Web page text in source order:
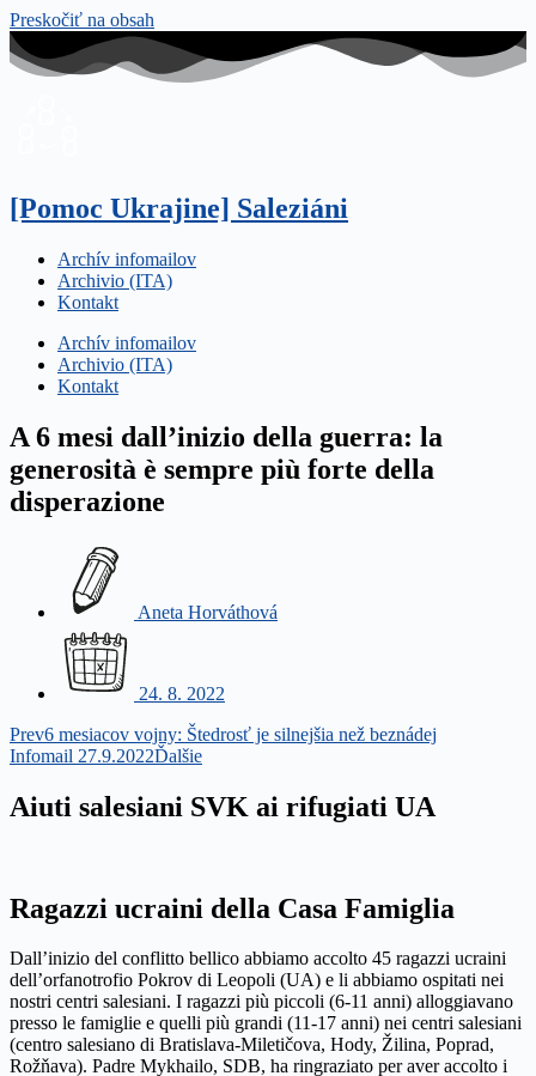
Preskočiť na obsah
[Pomoc Ukrajine] Saleziáni
Archív infomailov
Archivio (ITA)
Kontakt
Archív infomailov
Archivio (ITA)
Kontakt
A 6 mesi dall’inizio della guerra: la
generosità è sempre più forte della
disperazione
Aneta Horváthová
24. 8. 2022
Prev6 mesiacov vojny: Štedrosť je silnejšia než beznádej
Infomail 27.9.2022Ďalšie
Aiuti salesiani SVK ai rifugiati UA
Ragazzi ucraini della Casa Famiglia
Dall’inizio del conflitto bellico abbiamo accolto 45 ragazzi ucraini
dell’orfanotrofio Pokrov di Leopoli (UA) e li abbiamo ospitati nei
nostri centri salesiani. I ragazzi più piccoli (6-11 anni) alloggiavano
presso le famiglie e quelli più grandi (11-17 anni) nei centri salesiani
(centro salesiano di Bratislava-Miletičova, Hody, Žilina, Poprad,
Rožňava). Padre Mykhailo, SDB, ha ringraziato per aver accolto i